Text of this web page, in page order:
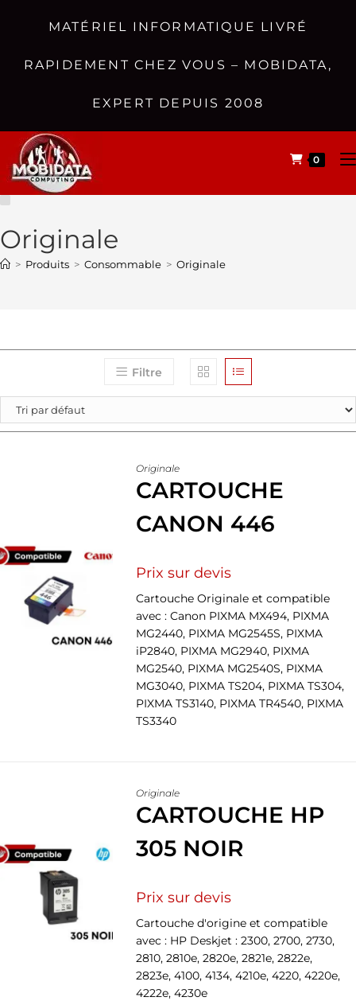
MATÉRIEL INFORMATIQUE LIVRÉ
RAPIDEMENT CHEZ VOUS – MOBIDATA,
EXPERT DEPUIS 2008
0
Originale
> Produits > Consommable > Originale
Filtre
Originale
CARTOUCHE
CANON 446
Prix sur devis
Cartouche Originale et compatible
avec : Canon PIXMA MX494, PIXMA
MG2440, PIXMA MG2545S, PIXMA
iP2840, PIXMA MG2940, PIXMA
MG2540, PIXMA MG2540S, PIXMA
MG3040, PIXMA TS204, PIXMA TS304,
PIXMA TS3140, PIXMA TR4540, PIXMA
TS3340
Originale
CARTOUCHE HP
305 NOIR
Prix sur devis
Cartouche d'origine et compatible
avec : HP Deskjet : 2300, 2700, 2730,
2810, 2810e, 2820e, 2821e, 2822e,
2823e, 4100, 4134, 4210e, 4220, 4220e,
4222e, 4230e